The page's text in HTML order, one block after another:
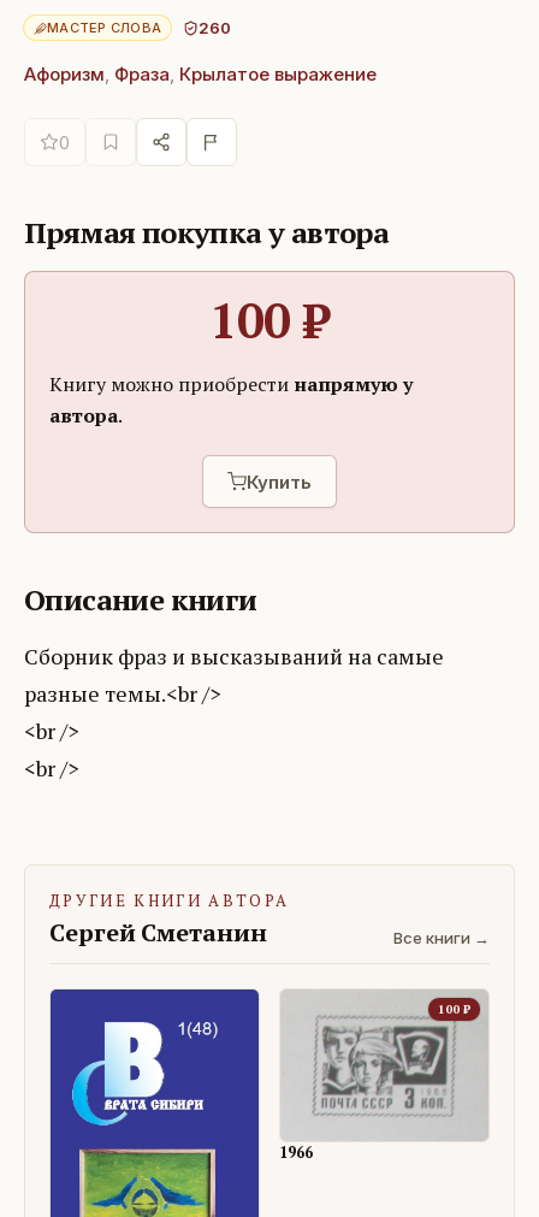
МАСТЕР СЛОВА 260
Афоризм, Фраза, Крылатое выражение
0
Прямая покупка у автора
100₽
Книгу можно приобрести напрямую у
автора.
Купить
Описание книги
Сборник фраз и высказываний на самые
разные темы.<br />
<br />
ДРУГИЕ КНИГИ АВТОРА
Сергей Сметанин Все книги →
100 ₽
1966